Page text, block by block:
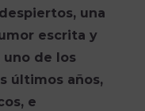
una
escrita y
uno de los
últimos años,
e